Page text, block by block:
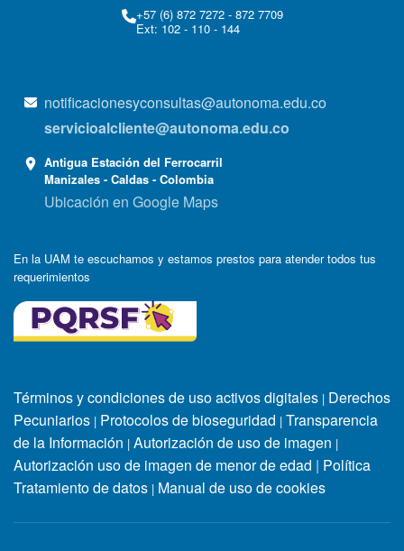
+57 (6) 872 7272 - 872 7709
Ext: 102 - 110 - 144
notificacionesyconsultas@autonoma.edu.co
servicioalcliente@autonoma.edu.co
Antigua Estación del Ferrocarril
Manizales - Caldas - Colombia
Ubicación en Google Maps
En la UAM te escuchamos y estamos prestos para atender todos tus
requerimientos
Términos y condiciones de uso activos digitales | Derechos
Pecuniarios | Protocolos de bioseguridad | Transparencia
de la Información | Autorización de uso de imagen |
Autorización uso de imagen de menor de edad | Política
Tratamiento de datos | Manual de uso de cookies